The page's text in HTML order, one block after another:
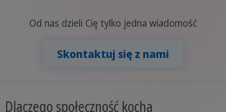
Od nas dzieli Cię tylko jedna wiadomość
Skontaktuj się z nami
Dlaczego społeczność kocha